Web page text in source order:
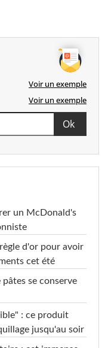
Voir un exemple
Voir un exemple
un McDonald's
d'or pour avoir
cet été
pâtes se conserve
: ce produit
jusqu'au soir